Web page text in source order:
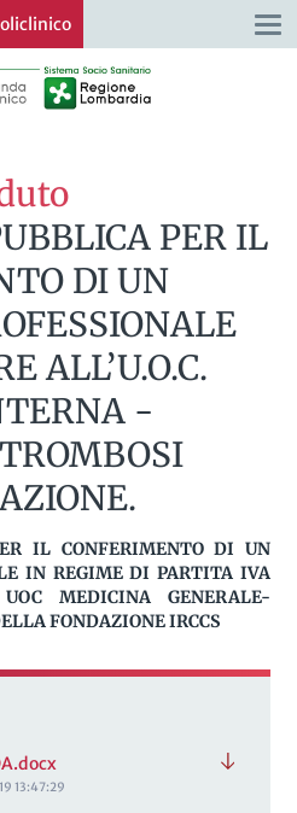
PER IL
DI UN
ALL’U.O.C.
-
IL CONFERIMENTO DI UN
IN REGIME DI PARTITA IVA
MEDICINA GENERALE-
FONDAZIONE IRCCS
13:47:29